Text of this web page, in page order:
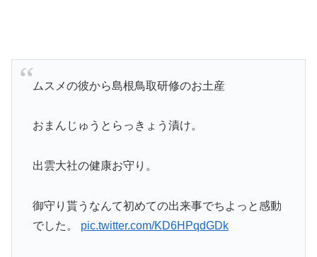
ムスメの彼から島根鳥取研修のお土産
おまんじゅうとらっきょう漬け。
出雲大社の健康お守り。
御守り貰うなんて初めての出来事でちよっと感動
でした。 pic.twitter.com/KD6HPqdGDk